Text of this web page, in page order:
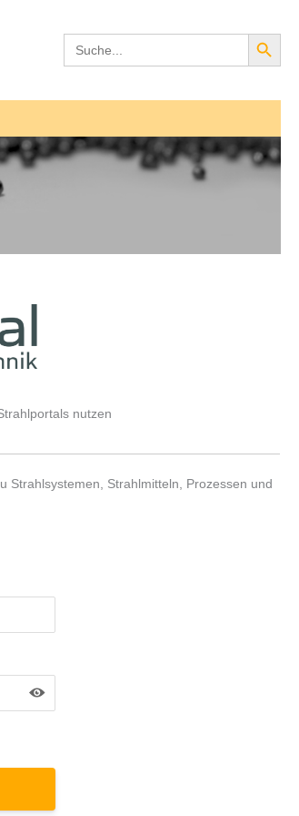
Search
for:
Search Button
nutzen
Strahlsystemen, Strahlmitteln, Prozessen und